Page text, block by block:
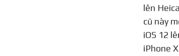
lên
cũ này
iOS 12
iPhone